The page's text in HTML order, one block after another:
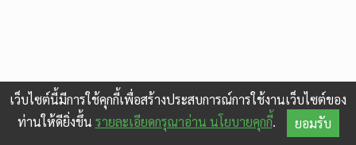
เว็บไซต์นี้มีการใช้คุกกี้เพื่อสร้างประสบการณ์การใช้งานเว็บไซต์ของ
ท่านให้ดียิ่งขึ้น รายละเอียดกรุณาอ่าน นโยบายคุกกี้. ยอมรับ